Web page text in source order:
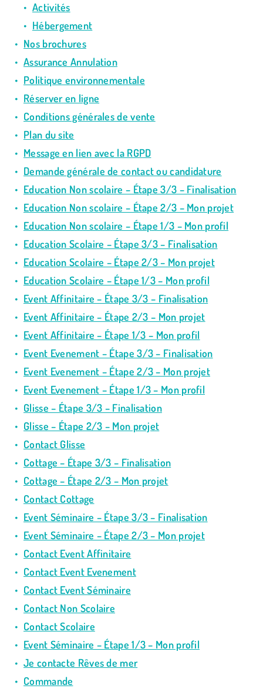
Activités
Hébergement
Nos brochures
Assurance Annulation
Politique environnementale
Réserver en ligne
Conditions générales de vente
Plan du site
Message en lien avec la RGPD
Demande générale de contact ou candidature
Education Non scolaire – Étape 3/3 – Finalisation
Education Non scolaire – Étape 2/3 – Mon projet
Education Non scolaire – Étape 1/3 – Mon profil
Education Scolaire – Étape 3/3 – Finalisation
Education Scolaire – Étape 2/3 – Mon projet
Education Scolaire – Étape 1/3 – Mon profil
Event Affinitaire – Étape 3/3 – Finalisation
Event Affinitaire – Étape 2/3 – Mon projet
Event Affinitaire – Étape 1/3 – Mon profil
Event Evenement – Étape 3/3 – Finalisation
Event Evenement – Étape 2/3 – Mon projet
Event Evenement – Étape 1/3 – Mon profil
Glisse – Étape 3/3 – Finalisation
Glisse – Étape 2/3 – Mon projet
Contact Glisse
Cottage – Étape 3/3 – Finalisation
Cottage – Étape 2/3 – Mon projet
Contact Cottage
Event Séminaire – Étape 3/3 – Finalisation
Event Séminaire – Étape 2/3 – Mon projet
Contact Event Affinitaire
Contact Event Evenement
Contact Event Séminaire
Contact Non Scolaire
Contact Scolaire
Event Séminaire – Étape 1/3 – Mon profil
Je contacte Rêves de mer
Commande